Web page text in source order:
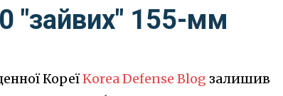
"зайвих" 155-мм
КореїKorea Defense Blog залишив